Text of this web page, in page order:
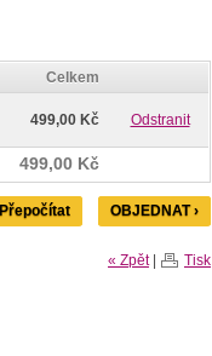
Celkem
499,00 Kč Odstranit
499,00 Kč
Přepočítat OBJEDNAT ›
« Zpět| Tisk